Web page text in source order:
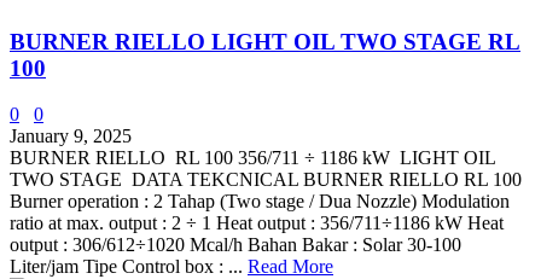
BURNER RIELLO LIGHT OIL TWO STAGE RL
100
0
0
January 9, 2025
BURNER RIELLO RL 100 356/711 ÷ 1186 kW LIGHT OIL
TWO STAGE DATA TEKCNICAL BURNER RIELLO RL 100
Burner operation : 2 Tahap (Two stage / Dua Nozzle) Modulation
ratio at max. output : 2 ÷ 1 Heat output : 356/711÷1186 kW Heat
output : 306/612÷1020 Mcal/h Bahan Bakar : Solar 30-100
Liter/jam Tipe Control box : ... Read More